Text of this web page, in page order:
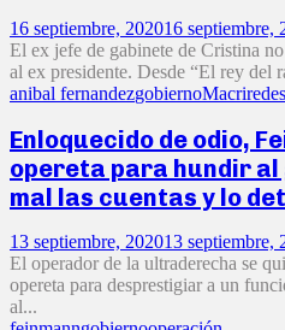
16 septiembre, 202016 septiembre,
El ex jefe de gabinete de Cristina
al ex presidente. Desde “El rey del
anibal fernandezgobiernoMacriredes
Enloquecido de odio,
opereta para hundir al
mal las cuentas y lo
13 septiembre, 202013 septiembre,
El operador de la ultraderecha se
opereta para desprestigiar a un
al...